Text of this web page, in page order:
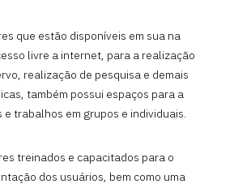
que estão disponíveis em sua na
livre a internet, para a realização
realização de pesquisa e demais
também possui espaços para a
trabalhos em grupos e individuais.
treinados e capacitados para o
dos usuários, bem como uma